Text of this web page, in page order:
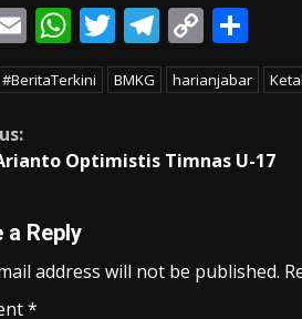
E
m
ai
W
h
at
A
p
T
w
itt
T
el
e
a
C
o
p
Li
h
ar
#BeritaTerkini BMKG harianjabar
Optimistis Timnas U-17
a Reply
address will not be published.
*